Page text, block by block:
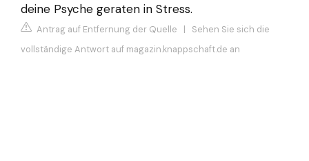
deine Psyche geraten in Stress.
Antrag auf Entfernung der Quelle | Sehen Sie sich die
vollständige Antwort auf magazin.knappschaft.de an